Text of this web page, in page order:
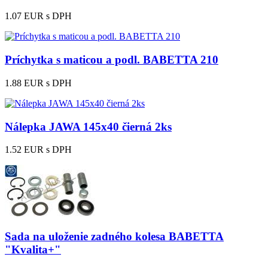
1.07 EUR s DPH
Príchytka s maticou a podl. BABETTA 210
1.88 EUR s DPH
Nálepka JAWA 145x40 čierná 2ks
1.52 EUR s DPH
Sada na uloženie zadného kolesa BABETTA
"Kvalita+"